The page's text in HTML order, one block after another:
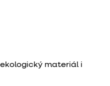
materiál i